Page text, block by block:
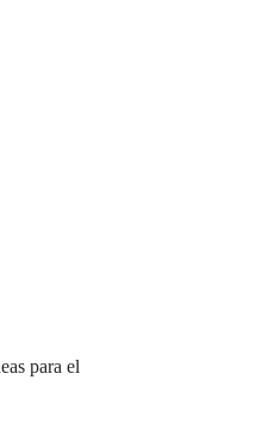
para el